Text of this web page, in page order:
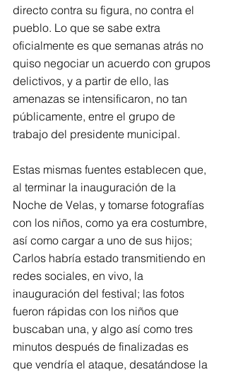
directo contra su figura, no contra el
pueblo. Lo que se sabe extra
oficialmente es que semanas atrás no
quiso negociar un acuerdo con grupos
delictivos, y a partir de ello, las
amenazas se intensificaron, no tan
públicamente, entre el grupo de
trabajo del presidente municipal.
Estas mismas fuentes establecen que,
al terminar la inauguración de la
Noche de Velas, y tomarse fotografías
con los niños, como ya era costumbre,
así como cargar a uno de sus hijos;
Carlos habría estado transmitiendo en
redes sociales, en vivo, la
inauguración del festival; las fotos
fueron rápidas con los niños que
buscaban una, y algo así como tres
minutos después de finalizadas es
que vendría el ataque, desatándose la